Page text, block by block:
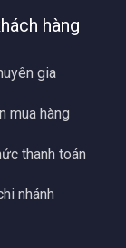
hàng
gia
mua hàng
thanh toán
nhánh